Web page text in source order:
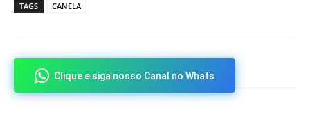
TAGS CANELA
Clique e siga nosso Canal no Whats